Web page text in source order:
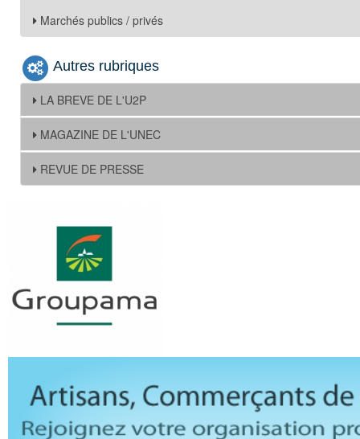
Marchés publics / privés
Autres rubriques
LA BREVE DE L'U2P
MAGAZINE DE L'UNEC
REVUE DE PRESSE